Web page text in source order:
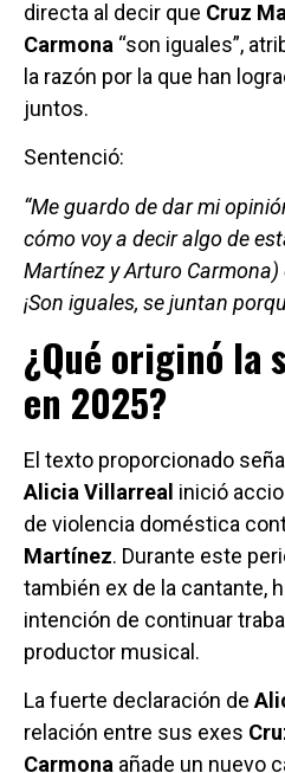
directa al decir que Cruz
Carmona “son iguales”,
la razón por la que han
juntos.
Sentenció:
“Me guardo de dar mi
cómo voy a decir algo de
Martínez y Arturo Carmona)
¡Son iguales, se juntan
¿Qué originó la
en 2025?
El texto proporcionado
Alicia Villarreal inició
de violencia doméstica
Martínez. Durante este
también ex de la cantante,
intención de continuar
productor musical.
La fuerte declaración de
relación entre sus exes
Carmona añade un nuevo